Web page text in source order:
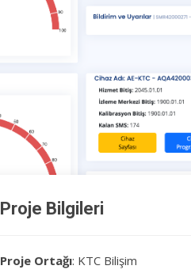
Proje Bilgileri
Proje Ortağı: KTC Bilişim